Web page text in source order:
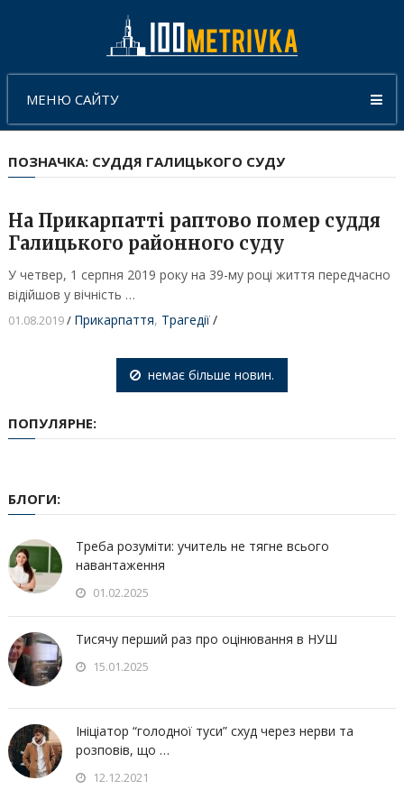
МЕНЮ САЙТУ
ПОЗНАЧКА: СУДДЯ ГАЛИЦЬКОГО СУДУ
На Прикарпатті раптово помер суддя
Галицького районного суду
У четвер, 1 серпня 2019 року на 39-му році життя передчасно
відійшов у вічність …
01.08.2019/ Прикарпаття, Трагедії/
немає більше новин.
ПОПУЛЯРНЕ:
БЛОГИ:
Треба розуміти: учитель не тягне всього
навантаження
01.02.2025
Тисячу перший раз про оцінювання в НУШ
15.01.2025
Ініціатор “голодної туси” схуд через нерви та
розповів, що …
12.12.2021